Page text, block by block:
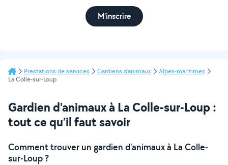
M'inscrire
Prestations de services Gardiens d'animaux
Alpes-maritimes
La Colle-sur-Loup
Gardien d'animaux à La Colle-sur-Loup :
tout ce qu’il faut savoir
Comment trouver un gardien d'animaux à La Colle-
sur-Loup ?